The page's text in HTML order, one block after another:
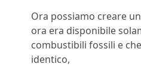
Ora possiamo creare
ora era disponibile
combustibili fossili e
identico,